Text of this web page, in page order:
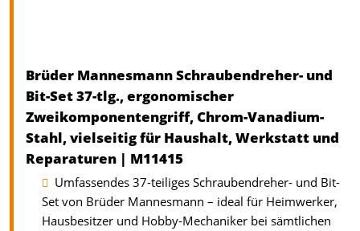
Brüder Mannesmann Schraubendreher- und
Bit-Set 37-tlg., ergonomischer
Zweikomponentengriff, Chrom-Vanadium-
Stahl, vielseitig für Haushalt, Werkstatt und
Reparaturen | M11415
Umfassendes 37-teiliges Schraubendreher- und Bit-
Set von Brüder Mannesmann – ideal für Heimwerker,
Hausbesitzer und Hobby-Mechaniker bei sämtlichen